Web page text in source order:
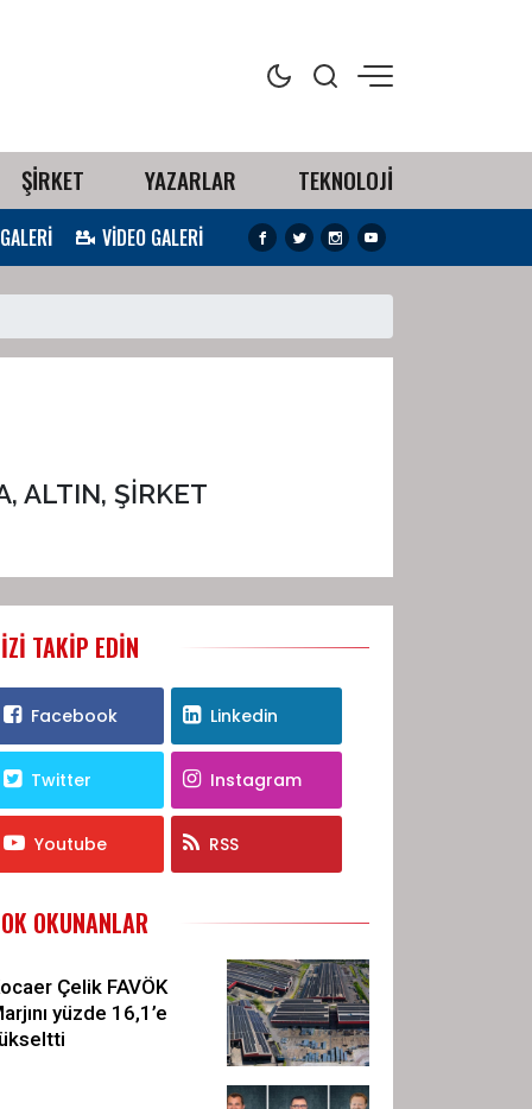
ŞİRKET YAZARLAR TEKNOLOJİ
VİDEO GALERİ
ALTIN, ŞİRKET
TAKIP EDIN
Facebook Linkedin
Twitter Instagram
Youtube RSS
OKUNANLAR
Çelik FAVÖK
yüzde 16,1’e